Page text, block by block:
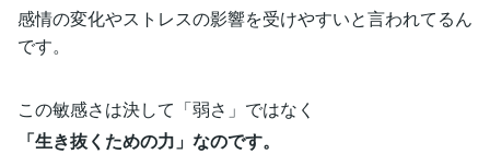
感情の変化やストレスの影響を受けやすいと言われてるん
です。
この敏感さは決して「弱さ」ではなく
「生き抜くための力」なのです。